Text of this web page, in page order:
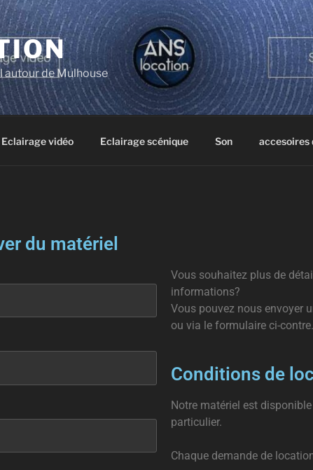
autour de Mulhouse
Eclairage vidéo Eclairage scénique Son accesoires
du matériel
Vous souhaitez plus de
informations?
Vous pouvez nous envoyer
ou via le formulaire ci-contre.
Conditions de
Notre matériel est
particulier.
Chaque demande de